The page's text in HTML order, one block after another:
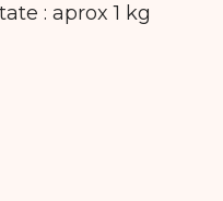
: aprox 1 kg